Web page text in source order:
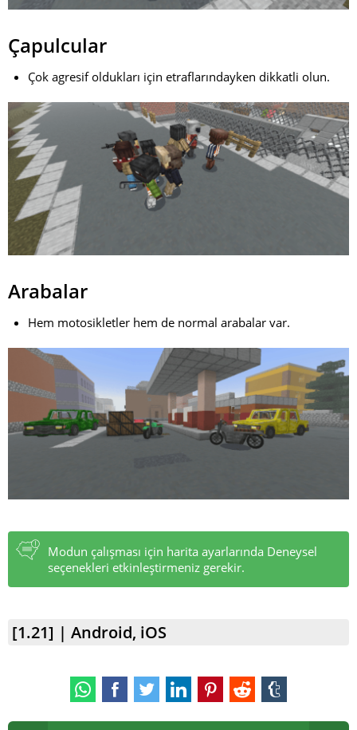
Çapulcular
Çok agresif oldukları için etraflarındayken dikkatli olun.
Arabalar
Hem motosikletler hem de normal arabalar var.
Modun çalışması için harita ayarlarında Deneysel
seçenekleri etkinleştirmeniz gerekir.
[1.21] | Android, iOS